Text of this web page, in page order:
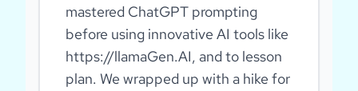
mastered ChatGPT prompting
before using innovative AI tools like
https://llamaGen.AI, and to lesson
plan. We wrapped up with a hike for